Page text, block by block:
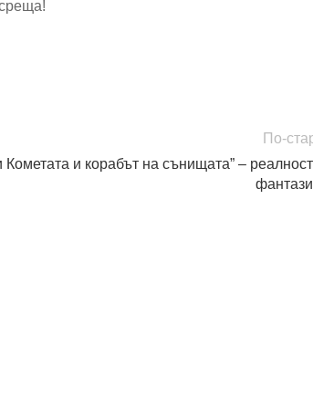
По-
Кометата и корабът на сънищата” –